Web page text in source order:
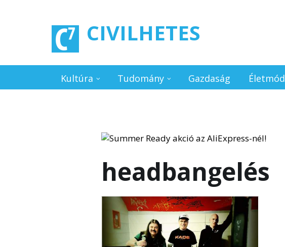
CIVILHETES
Kultúra Tudomány Gazdaság Életmód
headbangelés